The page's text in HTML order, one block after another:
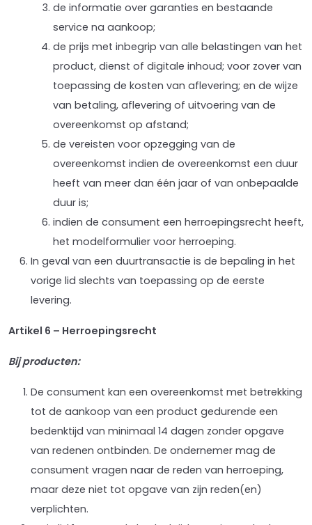
de informatie over garanties en bestaande
service na aankoop;
de prijs met inbegrip van alle belastingen van het
product, dienst of digitale inhoud; voor zover van
toepassing de kosten van aflevering; en de wijze
van betaling, aflevering of uitvoering van de
overeenkomst op afstand;
de vereisten voor opzegging van de
overeenkomst indien de overeenkomst een duur
heeft van meer dan één jaar of van onbepaalde
duur is;
indien de consument een herroepingsrecht heeft,
het modelformulier voor herroeping.
In geval van een duurtransactie is de bepaling in het
vorige lid slechts van toepassing op de eerste
levering.
Artikel 6 – Herroepingsrecht
Bij producten:
De consument kan een overeenkomst met betrekking
tot de aankoop van een product gedurende een
bedenktijd van minimaal 14 dagen zonder opgave
van redenen ontbinden. De ondernemer mag de
consument vragen naar de reden van herroeping,
maar deze niet tot opgave van zijn reden(en)
verplichten.